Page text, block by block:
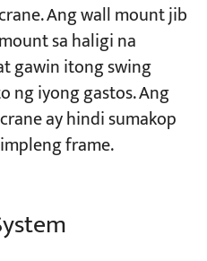
Ang wall mount jib
sa haligi na
gawin itong swing
ng iyong gastos. Ang
ay hindi sumakop
frame.